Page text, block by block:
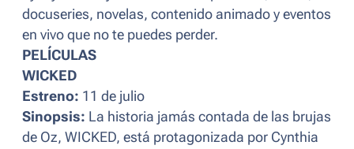
docuseries, novelas, contenido animado y eventos
en vivo que no te puedes perder.
PELÍCULAS
WICKED
Estreno: 11 de julio
Sinopsis: La historia jamás contada de las brujas
de Oz, WICKED, está protagonizada por Cynthia